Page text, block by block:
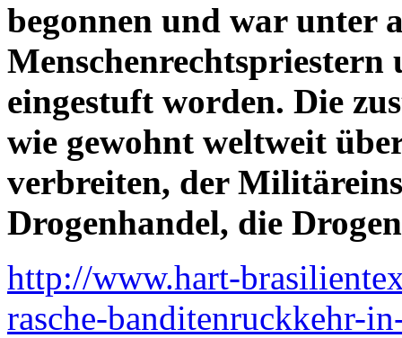
begonnen und war unter
eingestuft worden. Die
wie gewohnt weltweit
verbreiten, der
Drogenhandel, die
http://www.hart-
rasche-banditenruckkehr-